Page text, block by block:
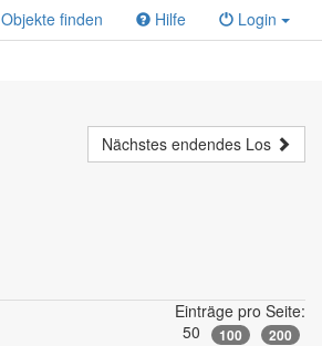
Objekte finden Hilfe
Login
Nächstes endendes Los
Einträge pro Seite:
50
100 200